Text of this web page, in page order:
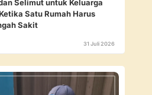
Selimut untuk Keluarga
Satu Rumah Harus
Sakit
31 Juli 2026